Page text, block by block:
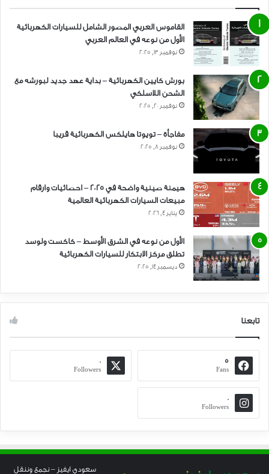
القاموس العربي المصور الشامل للسيارات الكهربائية
الأول من نوعه في العالم العربي
نوفمبر 13, 2025
بورش كايين الكهربائية – بداية عهد جديد لبورشه مع
الشحن اللاسلكي
نوفمبر 20, 2025
مفاجأة – تويوتا هايلكس الكهربائية قريبا
نوفمبر 8, 2025
هيمنة صينية واضحة في 2025 – احصائيات وارقام
مبيعات السيارات الكهربائية العالمية
يناير 4, 2026
الأول من نوعه في الشرق الأوسط – كاكست ولوسد
تطلق مركز الابتكار للسيارات الكهربائية
ديسمبر 14, 2025
تابعنا
5
Fans
0
Followers
0
Followers
سعودي ايفيز – نجمع وننقل